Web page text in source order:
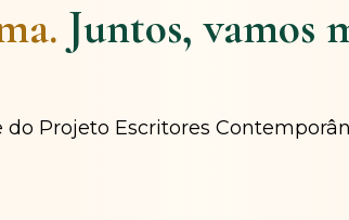
Juntos, vamos
Projeto Escritores